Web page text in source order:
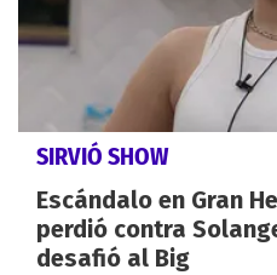
SIRVIÓ SHOW
Escándalo en Gran
perdió contra
desafió al Big